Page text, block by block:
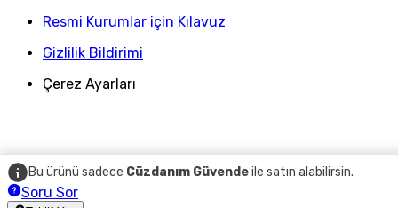
Bu ürünü sadece Cüzdanım Güvendeile satın alabilirsin.
Soru Sor
Resmi Kurumlar için Kılavuz
Gizlilik Bildirimi
Çerez Ayarları